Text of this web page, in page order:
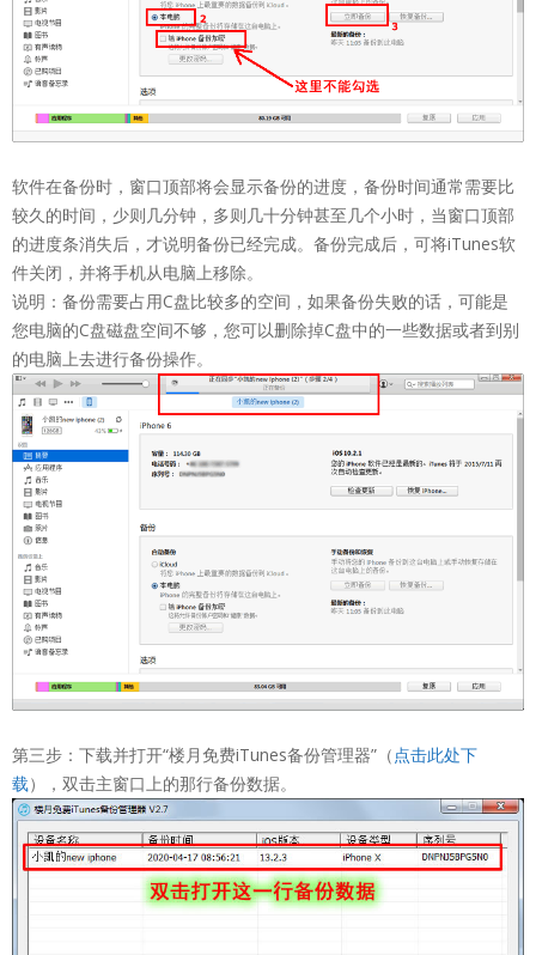
软件在备份时，窗口顶部将会显示备份的进度，备份时间通常需要比
较久的时间，少则几分钟，多则几十分钟甚至几个小时，当窗口顶部
的进度条消失后，才说明备份已经完成。备份完成后，可将iTunes软
件关闭，并将手机从电脑上移除。
说明：备份需要占用C盘比较多的空间，如果备份失败的话，可能是
您电脑的C盘磁盘空间不够，您可以删除掉C盘中的一些数据或者到别
的电脑上去进行备份操作。
第三步：下载并打开“楼月免费iTunes备份管理器”（点击此处下
载），双击主窗口上的那行备份数据。